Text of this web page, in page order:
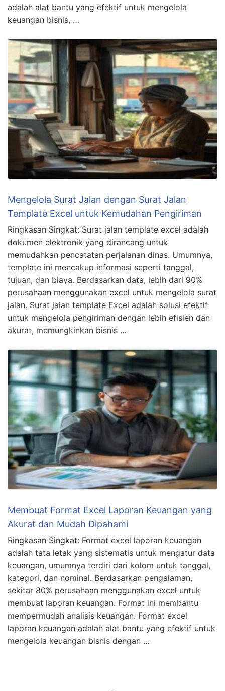
adalah alat bantu yang efektif untuk mengelola
keuangan bisnis, …
Mengelola Surat Jalan dengan Surat Jalan
Template Excel untuk Kemudahan Pengiriman
Ringkasan Singkat: Surat jalan template excel adalah
dokumen elektronik yang dirancang untuk
memudahkan pencatatan perjalanan dinas. Umumnya,
template ini mencakup informasi seperti tanggal,
tujuan, dan biaya. Berdasarkan data, lebih dari 90%
perusahaan menggunakan excel untuk mengelola surat
jalan. Surat jalan template Excel adalah solusi efektif
untuk mengelola pengiriman dengan lebih efisien dan
akurat, memungkinkan bisnis …
Membuat Format Excel Laporan Keuangan yang
Akurat dan Mudah Dipahami
Ringkasan Singkat: Format excel laporan keuangan
adalah tata letak yang sistematis untuk mengatur data
keuangan, umumnya terdiri dari kolom untuk tanggal,
kategori, dan nominal. Berdasarkan pengalaman,
sekitar 80% perusahaan menggunakan excel untuk
membuat laporan keuangan. Format ini membantu
mempermudah analisis keuangan. Format excel
laporan keuangan adalah alat bantu yang efektif untuk
mengelola keuangan bisnis dengan …